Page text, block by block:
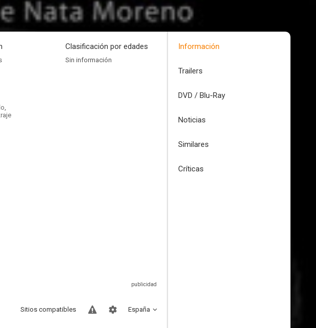
Clasificación por edades
Sin información
,
España
Sitios compatibles
Información
Trailers
DVD / Blu-Ray
Noticias
Similares
Críticas